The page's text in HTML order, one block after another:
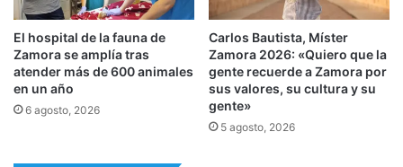
El hospital de la fauna de
Zamora se amplía tras
atender más de 600 animales
en un año
6 agosto, 2026
Carlos Bautista, Míster
Zamora 2026: «Quiero que la
gente recuerde a Zamora por
sus valores, su cultura y su
gente»
5 agosto, 2026